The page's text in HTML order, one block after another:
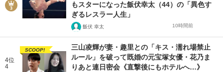
もスターになった飯伏幸太（44）の「異色す
ぎるレスラー人生」
飯伏 幸太 10時間前
4位
4
SCOOP!
三山凌輝が妻・趣里との「キス・濡れ場禁止
ルール」を破って既婚の元宝塚女優・花乃ま
りあと連日密会《直撃後にもホテルへ…》